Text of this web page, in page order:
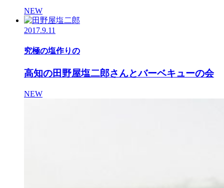
NEW
2017.9.11
究極の塩作りの
高知の田野屋塩二郎さんとバーベキューの会
NEW